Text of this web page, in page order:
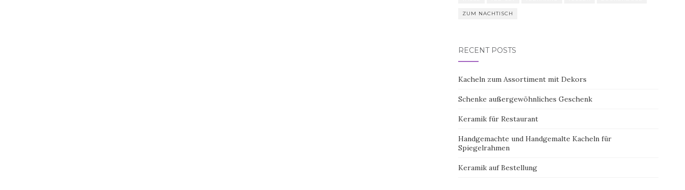
ZUM NACHTISCH
RECENT POSTS
Kacheln zum Assortiment mit Dekors
Schenke außergewöhnliches Geschenk
Keramik für Restaurant
Handgemachte und Handgemalte Kacheln für
Spiegelrahmen
Keramik auf Bestellung